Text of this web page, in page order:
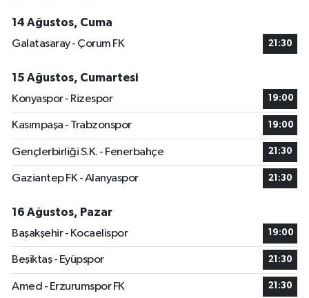
14 Ağustos, Cuma
Galatasaray - Çorum FK
21:30
15 Ağustos, Cumartesi
Konyaspor - Rizespor
19:00
Kasımpaşa - Trabzonspor 19:00
Gençlerbirliği S.K. - Fenerbahçe 21:30
Gaziantep FK - Alanyaspor 21:30
16 Ağustos, Pazar
Başakşehir - Kocaelispor
19:00
Beşiktaş - Eyüpspor 21:30
Amed - Erzurumspor FK 21:30